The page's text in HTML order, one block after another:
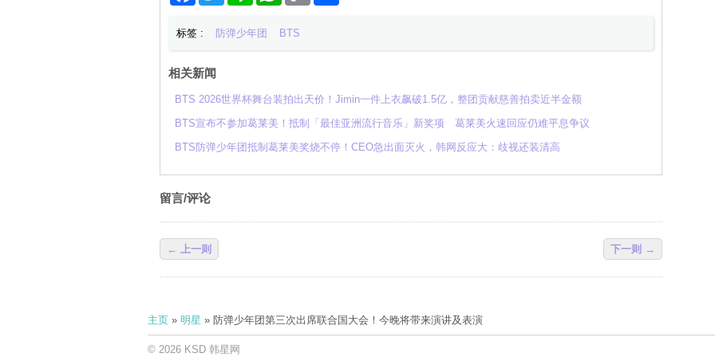
标签 : 防弹少年团 BTS
相关新闻
BTS 2026世界杯舞台装拍出天价！Jimin一件上衣飙破1.5亿，整团贡献慈善拍卖近半金额
BTS宣布不参加葛莱美！抵制「最佳亚洲流行音乐」新奖项 葛莱美火速回应仍难平息争议
BTS防弹少年团抵制葛莱美奖烧不停！CEO急出面灭火，韩网反应大：歧视还装清高
留言/评论
← 上一则 下一则 →
主页» 明星 » 防弹少年团第三次出席联合国大会！今晚将带来演讲及表演
© 2026 KSD 韩星网